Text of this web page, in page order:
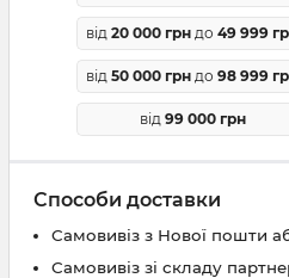
від 20 000 грн до 49 999
від 50 000 грн до 98 999
від 99 000 грн
Способи доставки
Самовивіз з Нової пошти
Самовивіз зі складу